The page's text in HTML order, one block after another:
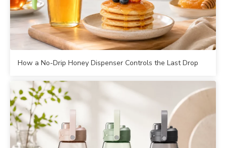
How a No-Drip Honey Dispenser Controls the Last Drop